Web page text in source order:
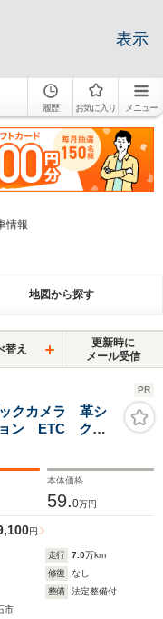
表示
履歴 お気に入り メニュー
情報
地図から探す
替え
更新時に
メール受信
PR
クカメラ 革シ
ョン ETC クル
ンチアルミ ウ
サー
本体価格
59.0万円
円
走行 7.0万km
修復
なし
整備
法定整備付
市